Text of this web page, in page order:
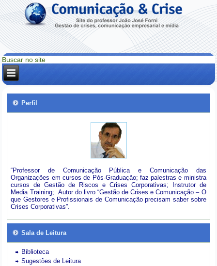
Perfil
“Professor de Comunicação Pública e Comunicação das
Organizações em cursos de Pós-Graduação; faz palestras e ministra
cursos de Gestão de Riscos e Crises Corporativas; Instrutor de
Media Training; Autor do livro “Gestão de Crises e Comunicação – O
que Gestores e Profissionais de Comunicação precisam saber sobre
Crises Corporativas”.
Sala de Leitura
Biblioteca
Sugestões de Leitura